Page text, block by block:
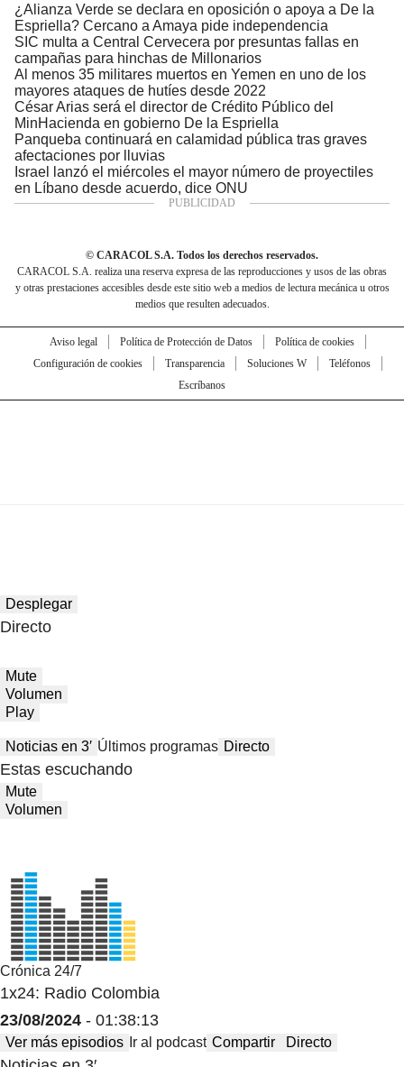
¿Alianza Verde se declara en oposición o apoya a De la
Espriella? Cercano a Amaya pide independencia
SIC multa a Central Cervecera por presuntas fallas en
campañas para hinchas de Millonarios
Al menos 35 militares muertos en Yemen en uno de los
mayores ataques de hutíes desde 2022
César Arias será el director de Crédito Público del
MinHacienda en gobierno De la Espriella
Panqueba continuará en calamidad pública tras graves
afectaciones por lluvias
Israel lanzó el miércoles el mayor número de proyectiles
en Líbano desde acuerdo, dice ONU
© CARACOL S.A. Todos los derechos reservados.
CARACOL S.A. realiza una reserva expresa de las reproducciones y usos de las obras
y otras prestaciones accesibles desde este sitio web a medios de lectura mecánica u otros
medios que resulten adecuados.
Aviso legal Política de Protección de Datos
Política de cookies
Configuración de cookies
Transparencia Soluciones W
Teléfonos
Escríbanos
Desplegar
Directo
Mute
Volumen
Play
Noticias en 3′ Últimos programas Directo
Estas escuchando
Mute
Volumen
Crónica 24/7
1x24: Radio Colombia
23/08/2024 - 01:38:13
Ver más episodios Ir al podcast Compartir Directo